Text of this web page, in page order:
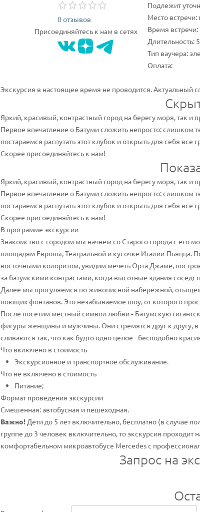
0 отзывов
Присоединяйтесь к нам в сетях
Подлежит
Место
Время
Длительность:
Тип ваучера:
Оплата:
Экскурсия в настоящее время не проводится. Актуальный
Яркий, красивый, контрастный город на берегу моря, так и
Первое впечатление о Батуми сложить непросто: слишком
постараемся распутать этот клубок и открыть для себя
Скорее присоединяйтесь к нам!
Яркий, красивый, контрастный город на берегу моря, так и
Первое впечатление о Батуми сложить непросто: слишком
постараемся распутать этот клубок и открыть для себя
Скорее присоединяйтесь к нам!
В программе экскурсии
Знакомство с городом мы начнем со Старого города с
площадям Европы, Театральной и кусочке Италии-Пьяцца.
восточными колоритом, увидим мечеть Орта Джаме,
за батумскими контрастами, когда высотные здания
Далее мы прогуляемся по живописной набережной,
поющих фонтанов. Это незабываемое шоу, от которого
После посетим местный символ любви- Батумскую
фигуры женщины и мужчины. Они стремятся друг к другу, в
сливаются так, что как будто одно целое - бесподобно
Что включено в стоимость
Экскурсионное и транспортное обслуживание.
Что не включено в стоимость
Питание;
Формат проведения экскурсии
Смешенная: автобусная и пешеходная.
Важно! Дети до 5 лет включительно, бесплатно (в случае
группе до 3 человек включительно, то экскурсия
комфортабельном микроавтобусе Mercedes с
Запрос на